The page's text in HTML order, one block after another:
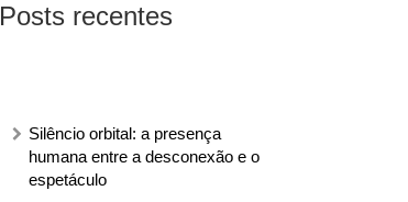
Posts recentes
Silêncio orbital: a presença
humana entre a desconexão e o
espetáculo